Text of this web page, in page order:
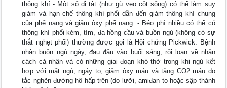
thông khí - Một số dị tật (như gù vẹo cột sống) có thể làm suy
giảm và hạn chế thông khí phổi dẫn đến giảm thông khí chung
của phế nang và giảm ôxy phế nang. - Béo phì nhiều có thể có
thông khí phổi kém, tím, đa hồng cầu và buồn ngủ (không có sự
thắt nghẹt phổi) thường được gọi là Hội chứng Pickwick. Bệnh
nhân buồn ngủ ngày, đau đầu vào buổi sáng, rối loạn về nhân
cách cá nhân và có những giai đoạn khó thở trong khi ngủ kết
hợp với mất ngủ, ngáy to, giảm ôxy máu và tăng CO2 máu do
tắc nghẽn đường hô hấp trên (do lưỡi, amiđan to hoặc sập thành